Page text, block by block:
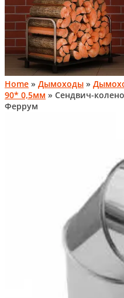
Home » Дымоходы »
90* 0,5мм » Сендвич-
Феррум